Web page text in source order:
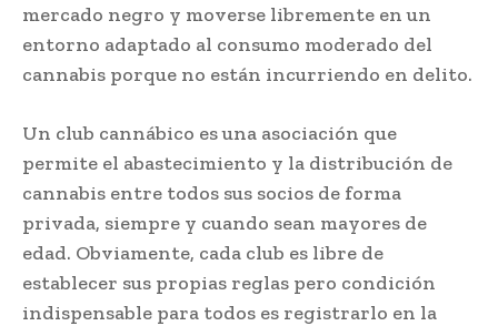
mercado negro y moverse libremente en un
entorno adaptado al consumo moderado del
cannabis porque no están incurriendo en delito.
Un club cannábico es una asociación que
permite el abastecimiento y la distribución de
cannabis entre todos sus socios de forma
privada, siempre y cuando sean mayores de
edad. Obviamente, cada club es libre de
establecer sus propias reglas pero condición
indispensable para todos es registrarlo en la